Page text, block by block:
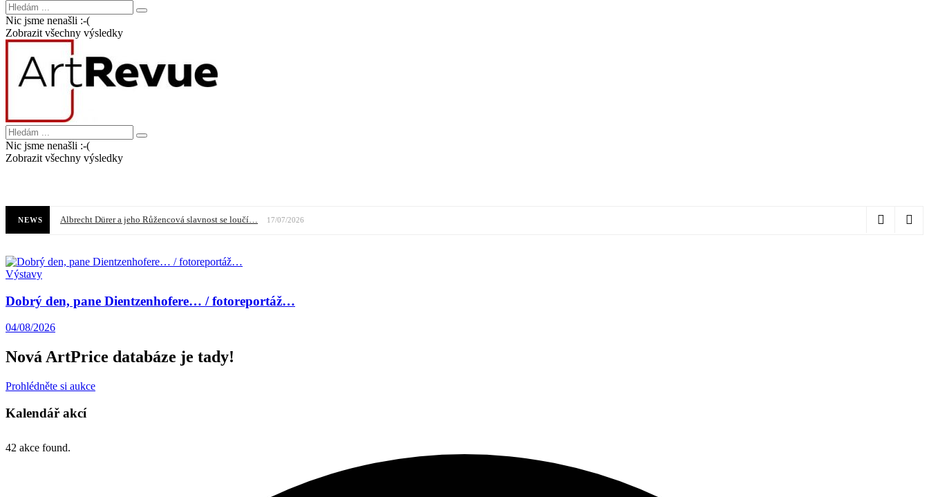
Nic jsme nenašli :-(
Zobrazit všechny výsledky
Nic jsme nenašli :-(
Zobrazit všechny výsledky
NEWS Albrecht Dürer a jeho Růžencová slavnost se loučí… 17/07/2026
Výstavy
Dobrý den, pane Dientzenhofere… / fotoreportáž…
04/08/2026
Nová ArtPrice databáze je tady!
Prohlédněte si aukce
Kalendář akcí
42 akce found.